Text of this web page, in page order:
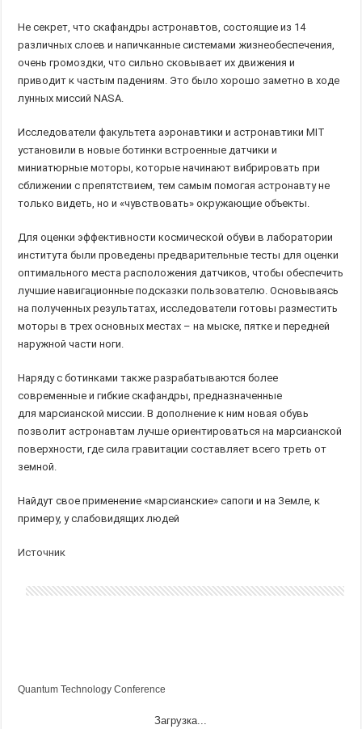
Не секрет, что скафандры астронавтов, состоящие из 14
различных слоев и напичканные системами жизнеобеспечения,
очень громоздки, что сильно сковывает их движения и
приводит к частым падениям. Это было хорошо заметно в ходе
лунных миссий NASA.
Исследователи факультета аэронавтики и астронавтики MIT
установили в новые ботинки встроенные датчики и
миниатюрные моторы, которые начинают вибрировать при
сближении с препятствием, тем самым помогая астронавту не
только видеть, но и «чувствовать» окружающие объекты.
Для оценки эффективности космической обуви в лаборатории
института были проведены предварительные тесты для оценки
оптимального места расположения датчиков, чтобы обеспечить
лучшие навигационные подсказки пользователю. Основываясь
на полученных результатах, исследователи готовы разместить
моторы в трех основных местах – на мыске, пятке и передней
наружной части ноги.
Наряду с ботинками также разрабатываются более
современные и гибкие скафандры, предназначенные
для марсианской миссии. В дополнение к ним новая обувь
позволит астронавтам лучше ориентироваться на марсианской
поверхности, где сила гравитации составляет всего треть от
земной.
Найдут свое применение «марсианские» сапоги и на Земле, к
примеру, у слабовидящих людей
Источник
Quantum Technology Conference
Загрузка...